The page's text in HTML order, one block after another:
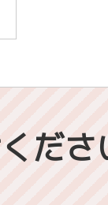
ださ